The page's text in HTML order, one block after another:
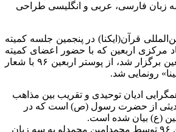
زبان فارسی، عربی و انگلیسی طراحی
قرآن(ایکنا) در پنجمین جلسه کمیته
مرکزی اربعین که با حضور اعضای كميته
فرهنگی و آموزشی اربعين برگزار شد، از پوستر اربعین ۹۶ با شعار
رونمایی شد.
ادیان توحیدی و تقریب بین مذاهب
از حضرت رسول (ص) است که در
(ع) بیان شده است.
پوستر شعار سال اربعین ۹۶ توسط محمدامین محمدلو به سه زبان